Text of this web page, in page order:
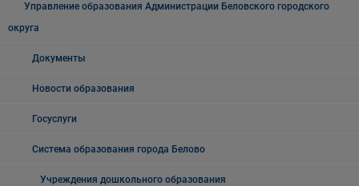
Управление образования Администрации Беловского городского
округа
Документы
Новости образования
Госуслуги
Система образования города Белово
Учреждения дошкольного образования